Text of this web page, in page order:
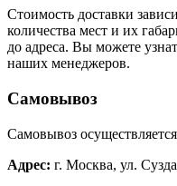
Стоимость доставки
количества мест и их
до адреса. Вы можете
наших менеджеров.
Самовывоз
Самовывоз
Адрес: г. Москва, ул.